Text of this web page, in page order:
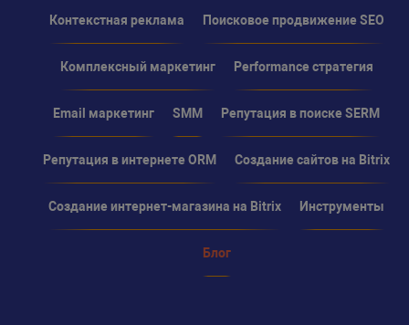
Контекстная реклама Поисковое продвижение SEO
Комплексный маркетинг Performance стратегия
Email маркетинг SMM Репутация в поиске SERM
Репутация в интернете ORM Создание сайтов на Bitrix
Создание интернет-магазина на Bitrix Инструменты
Блог